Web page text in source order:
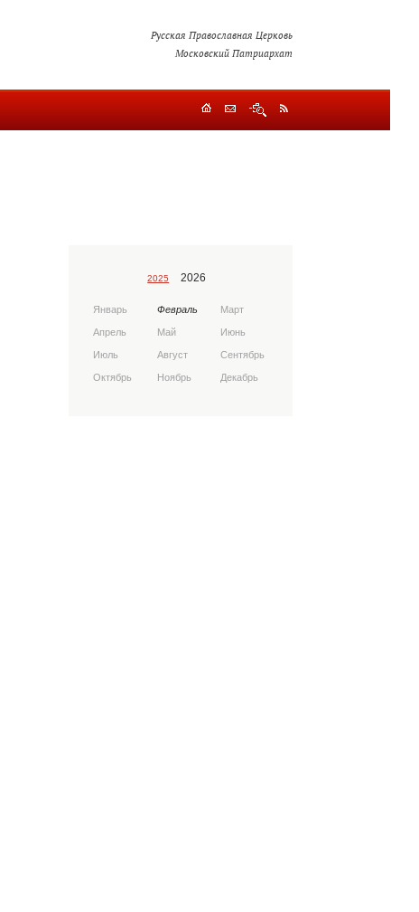
Русская Православная Церковь
Московский Патриархат
2025 2026
Январь Февраль Март
Апрель Май Июнь
Июль Август Сентябрь
Октябрь Ноябрь Декабрь